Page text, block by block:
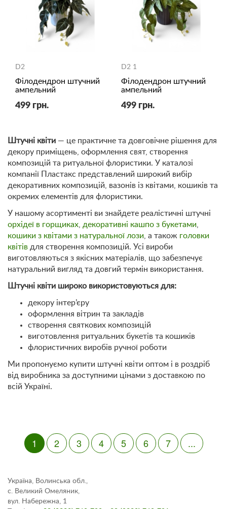
D2
Філодендрон штучний
ампельний
499 грн.
D2 1
Філодендрон штучний
ампельний
499 грн.
Штучні квіти — це практичне та довговічне рішення для
декору приміщень, оформлення свят, створення
композицій та ритуальної флористики. У каталозі
компанії Пластакс представлений широкий вибір
декоративних композицій, вазонів із квітами, кошиків та
окремих елементів для флористики.
У нашому асортименті ви знайдете реалістичні штучні
орхідеї в горщиках декоративні кашпо з букетами
кошики з квітами з натуральної лози , а також головки
квітів для створення композицій. Усі вироби
виготовляються з якісних матеріалів, що забезпечує
натуральний вигляд та довгий термін використання.
Штучні квіти широко використовуються для:
декору інтер’єру
оформлення вітрин та закладів
створення святкових композицій
виготовлення ритуальних букетів та кошиків
флористичних виробів ручної роботи
Ми пропонуємо купити штучні квіти оптом і в роздріб
від виробника за доступними цінами з доставкою по
всій Україні.
1 2 3 4 5 6 7 ...
Україна, Волинська обл.,
с. Великий Омеляник,
вул. Набережна, 1